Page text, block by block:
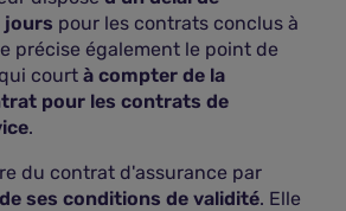
jours pour les contrats conclus à
précise également le point de
court à compter de la
pour les contrats de
.
du contrat d'assurance par
ses conditions de validité. Elle